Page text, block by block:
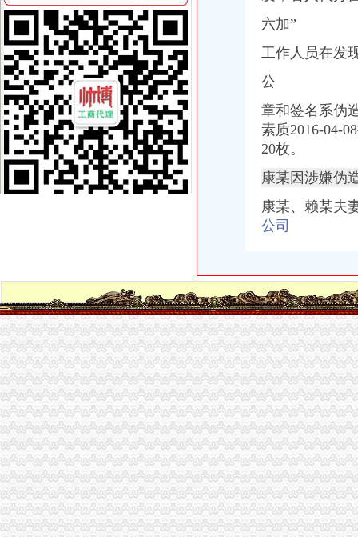
变更执照新办执照专业代办-北京58同城
佛山代办工商营业执照佛山桂城海四路36号-佛山58同城
【东莞协立代办营业执照酒店】东莞协立代办营业执照酒店预订_东莞
【58同城】重庆南岸四公里商务服务_四公里商务服务频道_四公里商务
代办北京公司执照_bjtannet_新浪博客
工商代办青岛四区代办营业执照-青青岛社区
重庆地区代办营业执照-重庆爱问分类
彭水工商执照代办-重庆爱问分类
【图】广州南沙区南头工商财税代理公司注册营业执照变更年审-广州
江门代办营业执照,江门注册公司,江门代理记账,江门工商代理,
【石家庄工商注册代办营业执照工商营业执照营业执照年检】厂家
增城市营业执照代办,所需要准备的材料以及费用与流程_邮市四p8_
津招商,享受税收优惠,免费代办工商执照-工农村街工商注册|天
在家门口银行网点即可办理营业执照_国内_新民网
中国前海自贸区专业代理公司注册代办营业执照_志趣网
快速代办美容美发营业执照四天出
供应深圳公司注册、快捷代办营业执照仅需800元_志趣网
赣州：夫妻替人代办营业执照伪造公章和签名被拘_原创_江西网络广
【图】九龙坡南坪四公里工商代办公司注册代理营业执照登记_重庆工
北京代办工商企业执照哪家优惠_专业代办公司营业执照费用-【四季
四惠工商注册_四惠代理工商注册_四惠代办营业执照-qd8.com.cn
雄安社保代理/代理记账/代办营业执照
我在外地,想在青岛找人代办沧口四流中路经商营业执照,_百度知道
昆山张浦代办营业执照准备工作
东莞市代办营业执照“四化”推进企业简易注销工作_【公司注册服
四公里代办营业执照
代办三类维修许可证第一文库网
六加”
工作人员在发
公
章和签名系伪
素质2016-04-
20枚。
康某因涉嫌伪
康某、 赖某夫
公司